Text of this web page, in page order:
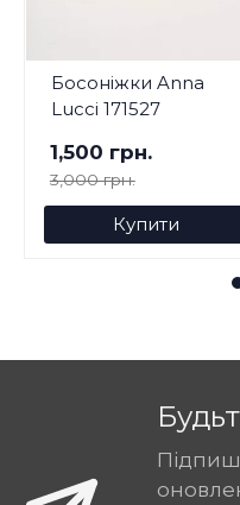
Босоніжки Anna
Lucci 171527
1,500 грн.
3,000 грн.
Купити